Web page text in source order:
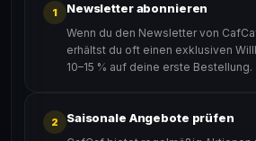
1 Newsletter abonnieren
Wenn du den Newsletter von
erhältst du oft einen exklusiven
10–15 % auf deine erste Bestellung.
2 Saisonale Angebote prüfen